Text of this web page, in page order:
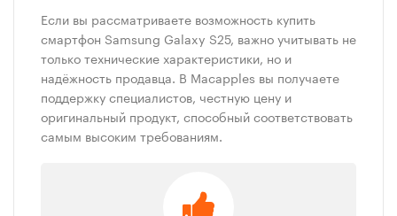
Если вы рассматриваете возможность купить
смартфон Samsung Galaxy S25, важно учитывать не
только технические характеристики, но и
надёжность продавца. В Macapples вы получаете
поддержку специалистов, честную цену и
оригинальный продукт, способный соответствовать
самым высоким требованиям.